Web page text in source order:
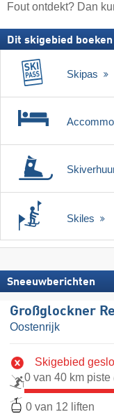
Fout ontdekt? Dan
Dit skigebied boeken
Skipas
Skiles
Sneeuwberichten
Großglockner
Oostenrijk
Skigebied
0 van 40 km piste
0 van 12 liften